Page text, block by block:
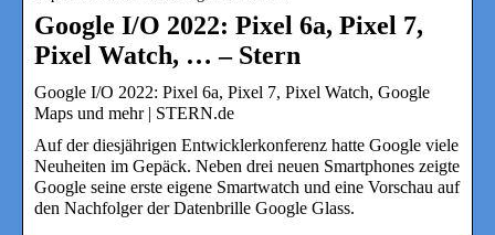
Google I/O 2022: Pixel 6a, Pixel 7,
Pixel Watch, … – Stern
Google I/O 2022: Pixel 6a, Pixel 7, Pixel Watch, Google
Maps und mehr | STERN.de
Auf der diesjährigen Entwicklerkonferenz hatte Google viele
Neuheiten im Gepäck. Neben drei neuen Smartphones zeigte
Google seine erste eigene Smartwatch und eine Vorschau auf
den Nachfolger der Datenbrille Google Glass.